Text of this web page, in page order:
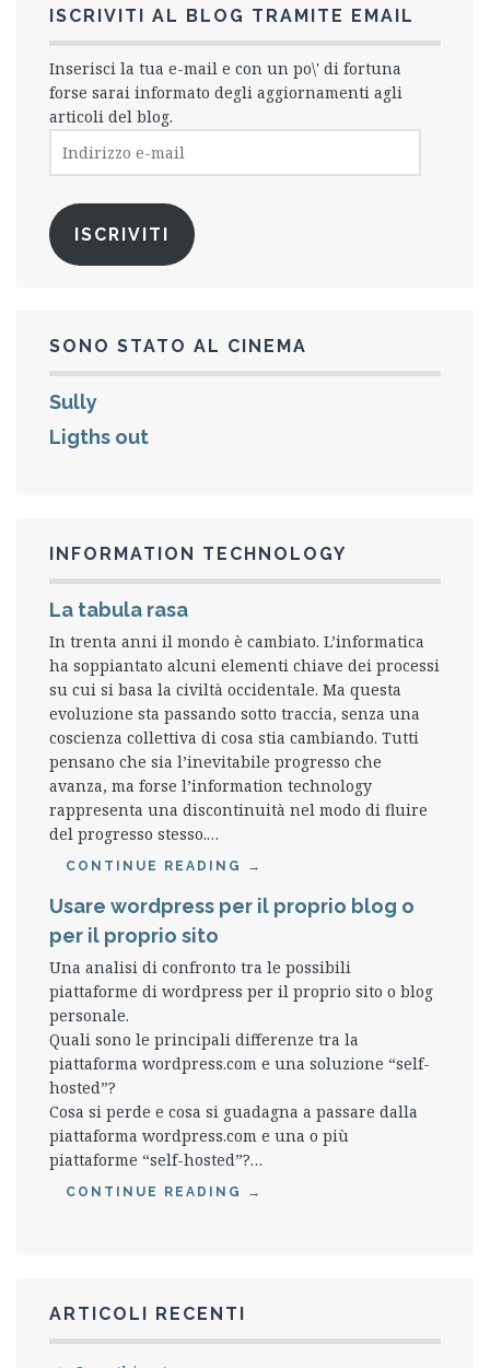
ISCRIVITI AL BLOG TRAMITE EMAIL
Inserisci la tua e-mail e con un po\' di fortuna
forse sarai informato degli aggiornamenti agli
articoli del blog.
e-
ISCRIVITI
SONO STATO AL CINEMA
Sully
Ligths out
INFORMATION TECHNOLOGY
La tabula rasa
In trenta anni il mondo è cambiato. L’informatica
ha soppiantato alcuni elementi chiave dei processi
su cui si basa la civiltà occidentale. Ma questa
evoluzione sta passando sotto traccia, senza una
coscienza collettiva di cosa stia cambiando. Tutti
pensano che sia l’inevitabile progresso che
avanza, ma forse l’information technology
rappresenta una discontinuità nel modo di fluire
del progresso stesso.…
CONTINUE READING →
Usare wordpress per il proprio blog o
per il proprio sito
Una analisi di confronto tra le possibili
piattaforme di wordpress per il proprio sito o blog
personale.
Quali sono le principali differenze tra la
piattaforma wordpress.com e una soluzione “self-
hosted”?
Cosa si perde e cosa si guadagna a passare dalla
piattaforma wordpress.com e una o più
piattaforme “self-hosted”?…
CONTINUE READING →
ARTICOLI RECENTI